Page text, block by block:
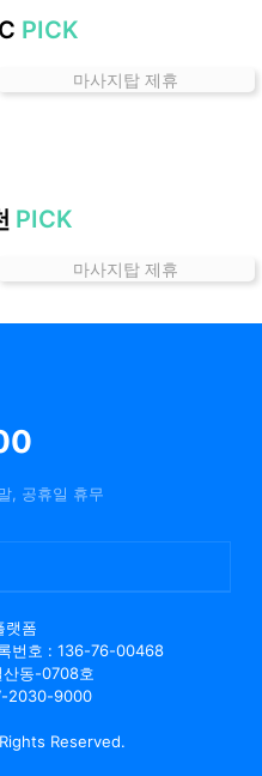
PICK
마사지탑 제휴
PICK
마사지탑 제휴
, 공휴일 휴무
랫폼
번호 : 136-76-00468
동-0708호
2030-9000
Reserved.